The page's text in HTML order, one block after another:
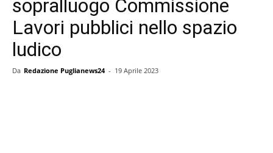
sopralluogo Commissione
Lavori pubblici nello spazio
ludico
Da Redazione Puglianews24 - 19 Aprile 2023